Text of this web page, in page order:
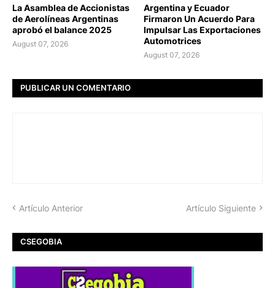
La Asamblea de Accionistas
de Aerolíneas Argentinas
aprobó el balance 2025
August 07, 2026
Argentina y Ecuador
Firmaron Un Acuerdo Para
Impulsar Las Exportaciones
Automotrices
August 07, 2026
PUBLICAR UN COMENTARIO
Artículo Anterior Artículo Siguiente
CSEGOBIA